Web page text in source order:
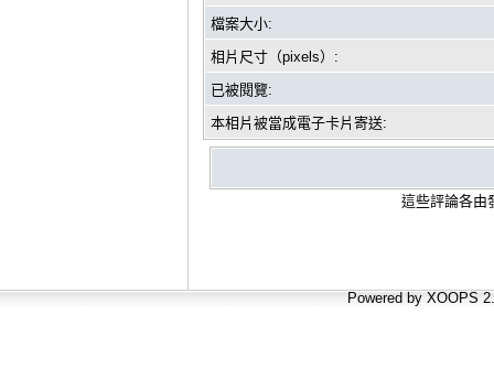
檔案大小:
相片尺寸（pixels）:
已被閱覽:
本相片被當成電子卡片寄送:
這些評論各由
Powered by XOOPS